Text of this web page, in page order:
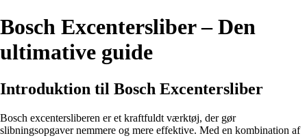
Bosch Excentersliber – Den
ultimative guide
Introduktion til Bosch Excentersliber
Bosch excentersliberen er et kraftfuldt værktøj, der gør
slibningsopgaver nemmere og mere effektive. Med en kombination af